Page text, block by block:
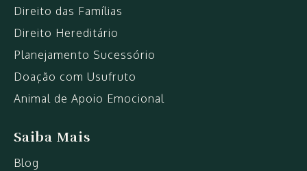
Direito das Famílias
Direito Hereditário
Planejamento Sucessório
Doação com Usufruto
Animal de Apoio Emocional
Saiba Mais
Blog